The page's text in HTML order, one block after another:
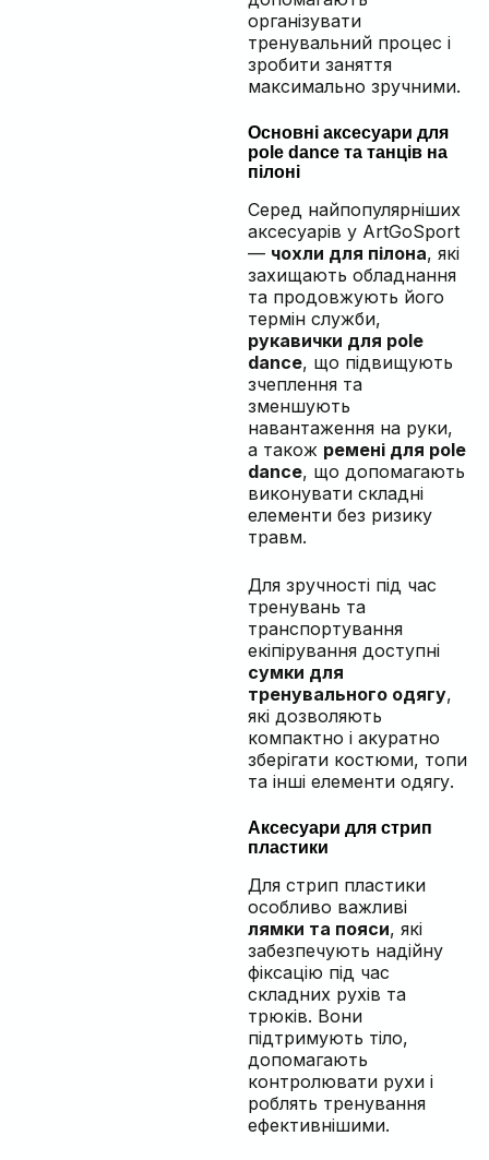
організувати
тренувальний процес і
зробити заняття
максимально зручними.
Основні аксесуари для
pole dance та танців на
пілоні
Серед найпопулярніших
аксесуарів у ArtGoSport
— чохли для пілона, які
захищають обладнання
та продовжують його
термін служби,
рукавички для pole
dance, що підвищують
зчеплення та
зменшують
навантаження на руки,
а також ремені для pole
dance, що допомагають
виконувати складні
елементи без ризику
травм.
Для зручності під час
тренувань та
транспортування
екіпірування доступні
сумки для
тренувального одягу,
які дозволяють
компактно і акуратно
зберігати костюми, топи
та інші елементи одягу.
Аксесуари для стрип
пластики
Для стрип пластики
особливо важливі
лямки та пояси, які
забезпечують надійну
фіксацію під час
складних рухів та
трюків. Вони
підтримують тіло,
допомагають
контролювати рухи і
роблять тренування
ефективнішими.